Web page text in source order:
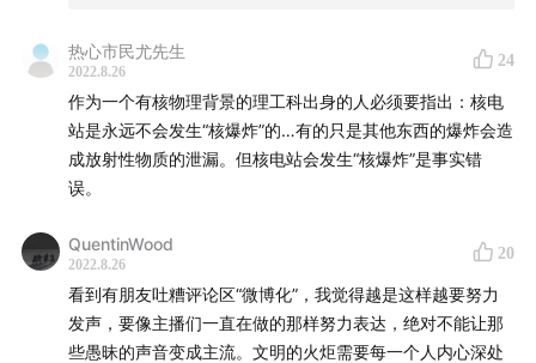
热心市民尤先生
2022.8.26
24
作为一个有核物理背景的理工科出身的人必须要指出：核电
站是永远不会发生“核爆炸”的…有的只是其他东西的爆炸会造
成放射性物质的泄漏。但核电站会发生“核爆炸”是事实错
误。
QuentinWood
2022.8.26
20
看到有朋友吐糟评论区“微博化”，我觉得越是这样越要努力
发声，要像主播们一直在做的那样努力表达，绝对不能让那
些愚昧的声音变成主流。文明的火炬需要每一个人内心深处